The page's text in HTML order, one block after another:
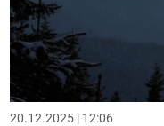
20.12.2025 | 12:06